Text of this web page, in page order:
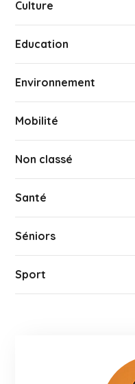
Culture
Education
Environnement
Mobilité
Non classé
Santé
Séniors
Sport